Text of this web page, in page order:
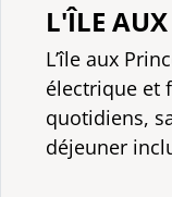
L'ÎLE
L’île aux
électrique et
quotidiens,
déjeuner